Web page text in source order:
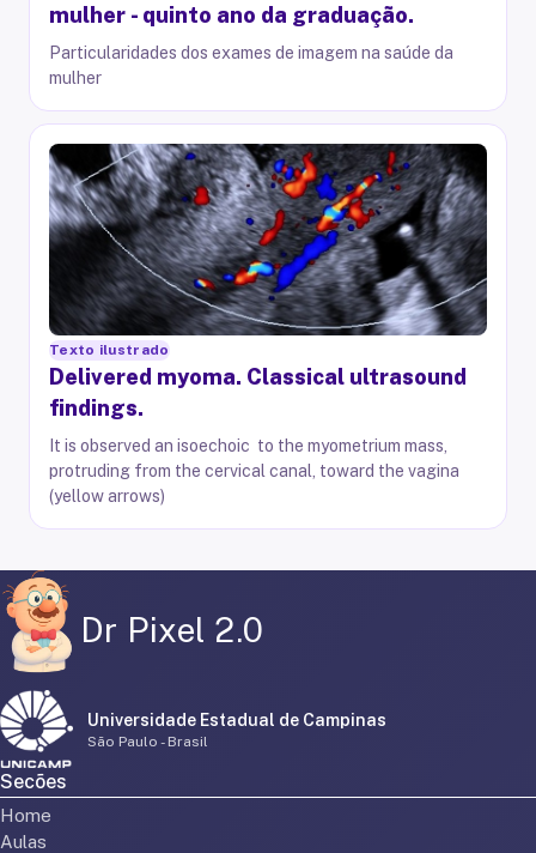
mulher - quinto ano da graduação.
Particularidades dos exames de imagem na saúde da
mulher
Texto ilustrado
Delivered myoma. Classical ultrasound
findings.
It is observed an isoechoic to the myometrium mass,
protruding from the cervical canal, toward the vagina
(yellow arrows)
Dr Pixel 2.0
Universidade Estadual de Campinas
São Paulo - Brasil
Secões
Home
Aulas